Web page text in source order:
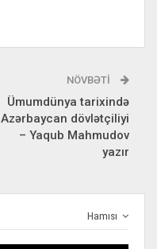
NÖVBƏTI
Ümumdünya tarixində
Azərbaycan dövlətçiliyi
– Yaqub Mahmudov
yazır
Hamısı